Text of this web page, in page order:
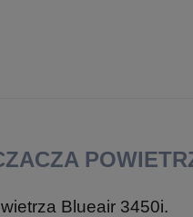
Blueair 3450i.